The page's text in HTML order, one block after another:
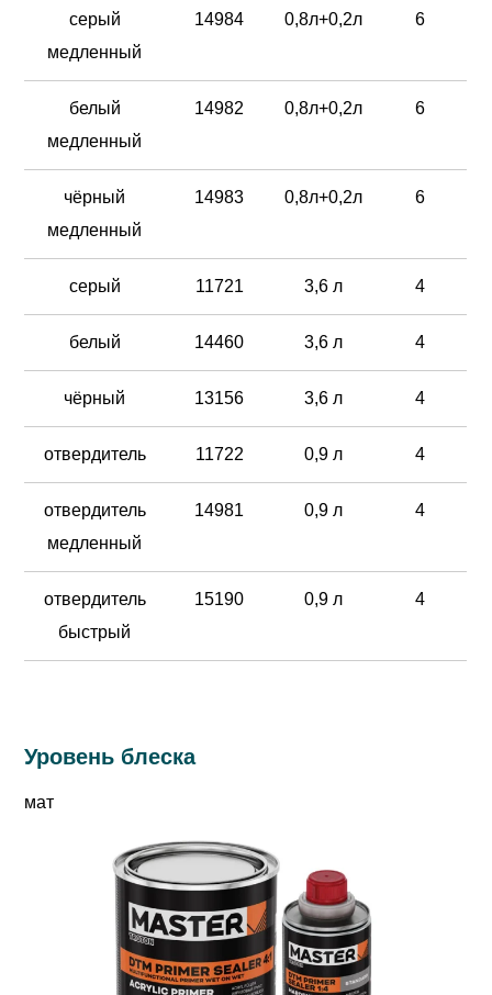
серый
медленный
14984 0,8л+0,2л 6
белый
медленный
14982 0,8л+0,2л 6
чёрный
медленный
14983 0,8л+0,2л 6
серый 11721 3,6 л 4
белый 14460 3,6 л 4
чёрный 13156 3,6 л 4
отвердитель 11722 0,9 л 4
отвердитель
медленный
14981 0,9 л 4
отвердитель
быстрый
15190 0,9 л 4
Уровень блеска
мат